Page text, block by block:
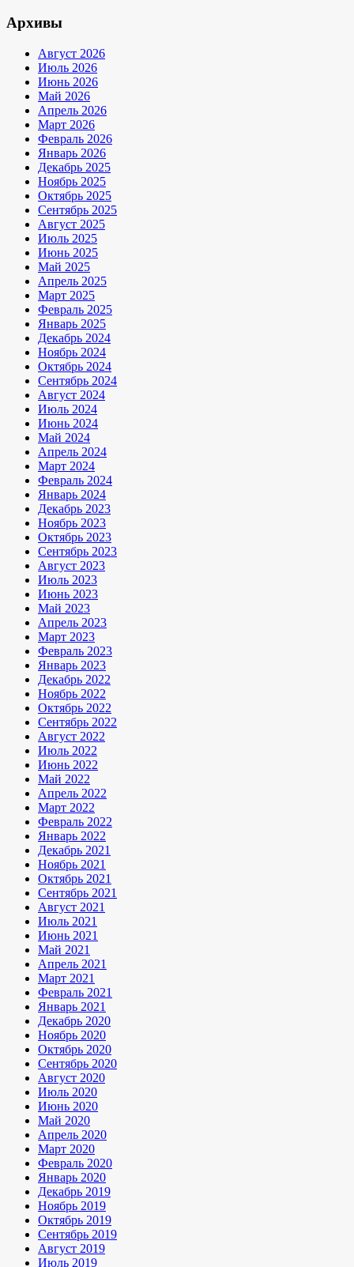
Архивы
Август 2026
Июль 2026
Июнь 2026
Май 2026
Апрель 2026
Март 2026
Февраль 2026
Январь 2026
Декабрь 2025
Ноябрь 2025
Октябрь 2025
Сентябрь 2025
Август 2025
Июль 2025
Июнь 2025
Май 2025
Апрель 2025
Март 2025
Февраль 2025
Январь 2025
Декабрь 2024
Ноябрь 2024
Октябрь 2024
Сентябрь 2024
Август 2024
Июль 2024
Июнь 2024
Май 2024
Апрель 2024
Март 2024
Февраль 2024
Январь 2024
Декабрь 2023
Ноябрь 2023
Октябрь 2023
Сентябрь 2023
Август 2023
Июль 2023
Июнь 2023
Май 2023
Апрель 2023
Март 2023
Февраль 2023
Январь 2023
Декабрь 2022
Ноябрь 2022
Октябрь 2022
Сентябрь 2022
Август 2022
Июль 2022
Июнь 2022
Май 2022
Апрель 2022
Март 2022
Февраль 2022
Январь 2022
Декабрь 2021
Ноябрь 2021
Октябрь 2021
Сентябрь 2021
Август 2021
Июль 2021
Июнь 2021
Май 2021
Апрель 2021
Март 2021
Февраль 2021
Январь 2021
Декабрь 2020
Ноябрь 2020
Октябрь 2020
Сентябрь 2020
Август 2020
Июль 2020
Июнь 2020
Май 2020
Апрель 2020
Март 2020
Февраль 2020
Январь 2020
Декабрь 2019
Ноябрь 2019
Октябрь 2019
Сентябрь 2019
Август 2019
Июль 2019